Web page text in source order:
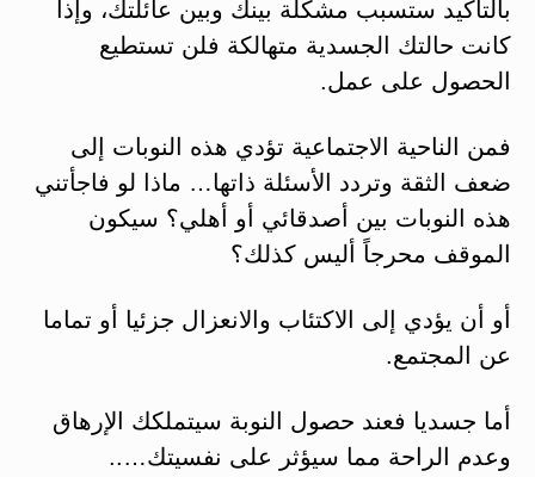
بالتأكيد ستسبب مشكلة بينك وبين عائلتك، وإذا
كانت حالتك الجسدية متهالكة فلن تستطيع
الحصول على عمل.
فمن الناحية الاجتماعية تؤدي هذه النوبات إلى
ضعف الثقة وتردد الأسئلة ذاتها… ماذا لو فاجأتني
هذه النوبات بين أصدقائي أو أهلي؟ سيكون
الموقف محرجاً أليس كذلك؟
أو أن يؤدي إلى الاكتئاب والانعزال جزئيا أو تماما
عن المجتمع.
أما جسديا فعند حصول النوبة سيتملكك الإرهاق
وعدم الراحة مما سيؤثر على نفسيتك…..